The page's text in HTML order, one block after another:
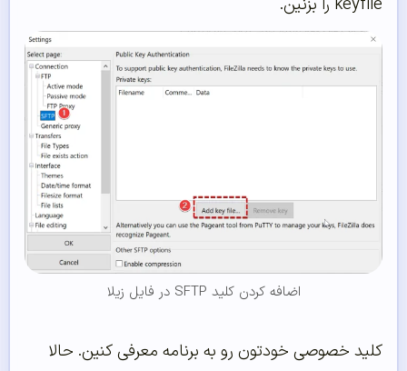
اضافه کردن کلید SFTP در فایل زیلا
کلید خصوصی خودتون رو به برنامه معرفی کنین. حالا